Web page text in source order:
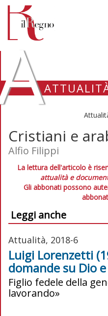
Cristiani e
Alfio Filippi
La lettura dell'articolo è
attualità e
Gli abbonati possono
Leggi anche
Attualità, 2018-6
Luigi Lorenzetti
domande su Dio
Figlio fedele della
lavorando»